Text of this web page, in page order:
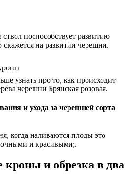
поспособствует развитию
скажется на развитии черешни.
узнать про то, как происходит
черешни Брянская розовая.
и ухода за черешней сорта
когда наливаются плоды это
и красивыми;.
и обрезка в два